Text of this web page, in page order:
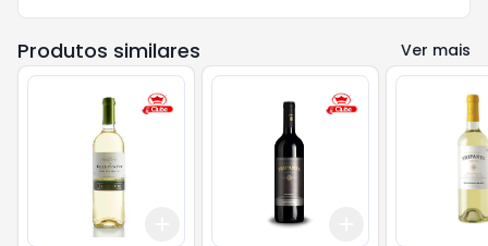
Produtos similares Ver mais
10